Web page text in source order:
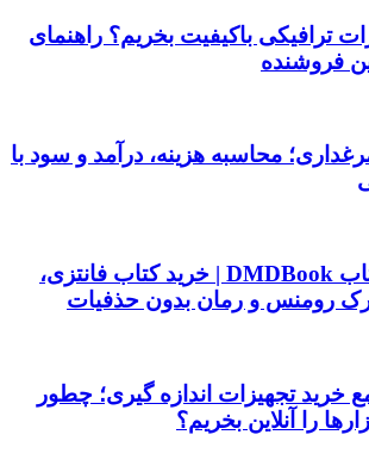
بروکر لایت فایننس (LiteFinance) چیست و چرا
است؟
از کجا بفهمیم کانال‌های هوا نشتی دارند؟ ۸ نشانه
بگیرید
از کسب‌وکارها بدون ثبت شرکت
سازمان‌ها و شرکت‌های بزرگ همکاری